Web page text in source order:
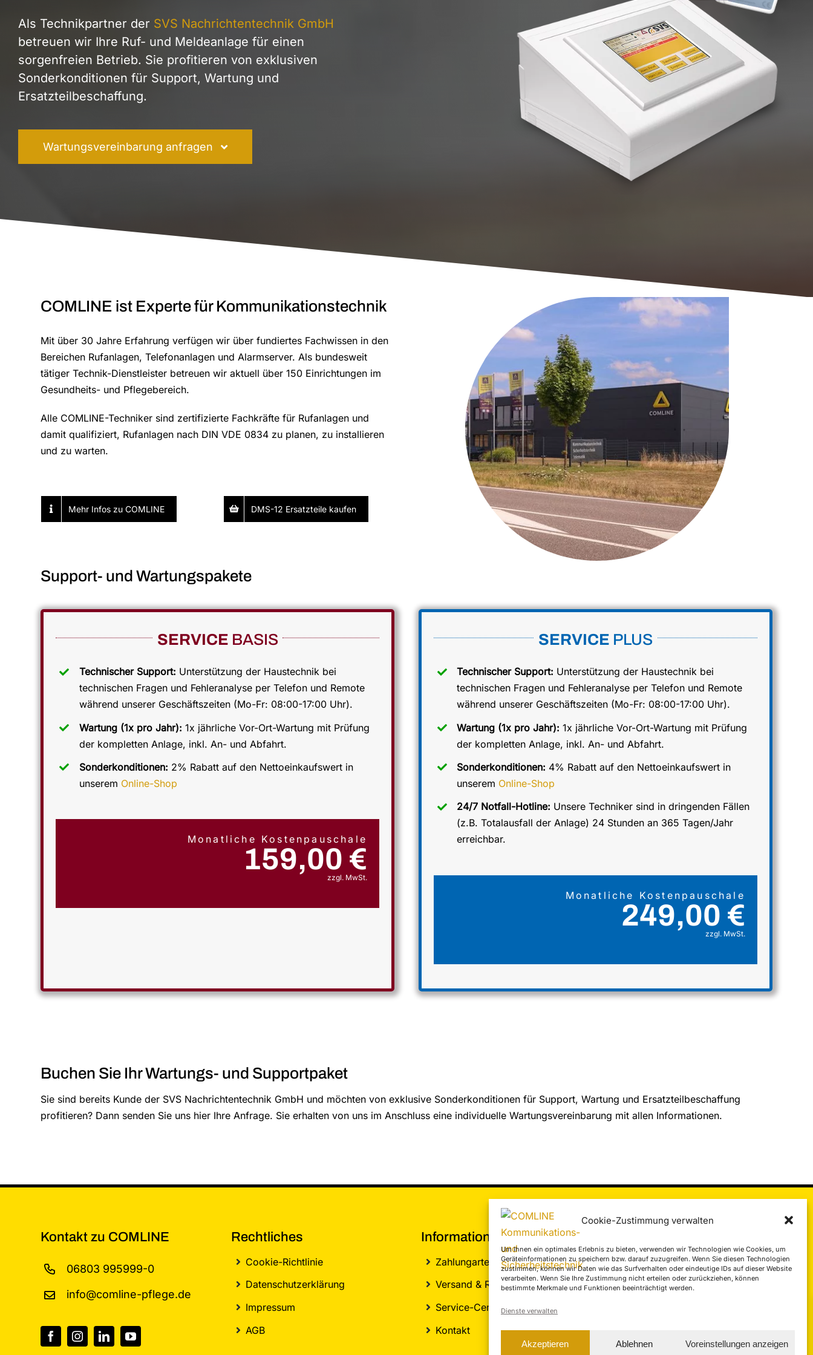
Cookie-Zustimmung verwalten
Um Ihnen ein optimales Erlebnis zu bieten, verwenden wir Technologien wie Cookies, um
Geräteinformationen zu speichern bzw. darauf zuzugreifen. Wenn Sie diesen Technologien
zustimmen, können wir Daten wie das Surfverhalten oder eindeutige IDs auf dieser Website
verarbeiten. Wenn Sie Ihre Zustimmung nicht erteilen oder zurückziehen, können
bestimmte Merkmale und Funktionen beeinträchtigt werden.
Dienste verwalten
Akzeptieren Ablehnen Voreinstellungen anzeigen
Als Technikpartner der SVS Nachrichtentechnik GmbH
betreuen wir Ihre Ruf- und Meldeanlage für einen
sorgenfreien Betrieb. Sie profitieren von exklusiven
Sonderkonditionen für Support, Wartung und
Ersatzteilbeschaffung.
Wartungsvereinbarung anfragen
COMLINE ist Experte für Kommunikationstechnik
Mit über 30 Jahre Erfahrung verfügen wir über fundiertes Fachwissen in den
Bereichen Rufanlagen, Telefonanlagen und Alarmserver. Als bundesweit
tätiger Technik-Dienstleister betreuen wir aktuell über 150 Einrichtungen im
Gesundheits- und Pflegebereich.
Alle COMLINE-Techniker sind zertifizierte Fachkräfte für Rufanlagen und
damit qualifiziert, Rufanlagen nach DIN VDE 0834 zu planen, zu installieren
und zu warten.
Mehr Infos zu COMLINE DMS-12 Ersatzteile kaufen
Support- und Wartungspakete
SERVICE BASIS
Technischer Support: Unterstützung der Haustechnik bei
technischen Fragen und Fehleranalyse per Telefon und Remote
während unserer Geschäftszeiten (Mo-Fr: 08:00-17:00 Uhr).
Wartung (1x pro Jahr): 1x jährliche Vor-Ort-Wartung mit Prüfung
der kompletten Anlage, inkl. An- und Abfahrt.
Sonderkonditionen: 2% Rabatt auf den Nettoeinkaufswert in
unserem Online-Shop
Monatliche Kostenpauschale
159,00 €
zzgl. MwSt.
SERVICE PLUS
Technischer Support: Unterstützung der Haustechnik bei
technischen Fragen und Fehleranalyse per Telefon und Remote
während unserer Geschäftszeiten (Mo-Fr: 08:00-17:00 Uhr).
Wartung (1x pro Jahr): 1x jährliche Vor-Ort-Wartung mit Prüfung
der kompletten Anlage, inkl. An- und Abfahrt.
Sonderkonditionen: 4% Rabatt auf den Nettoeinkaufswert in
unserem Online-Shop
24/7 Notfall-Hotline: Unsere Techniker sind in dringenden Fällen
(z.B. Totalausfall der Anlage) 24 Stunden an 365 Tagen/Jahr
erreichbar.
Monatliche Kostenpauschale
249,00 €
zzgl. MwSt.
Buchen Sie Ihr Wartungs- und Supportpaket
Sie sind bereits Kunde der SVS Nachrichtentechnik GmbH und möchten von exklusive Sonderkonditionen für Support, Wartung und Ersatzteilbeschaffung
profitieren? Dann senden Sie uns hier Ihre Anfrage. Sie erhalten von uns im Anschluss eine individuelle Wartungsvereinbarung mit allen Informationen.
Kontakt zu COMLINE
06803 995999-0
info@comline-pflege.de
Rechtliches
Cookie-Richtlinie
Datenschutzerklärung
Impressum
AGB
Informationen
Zahlungarten
Versand & Retoure
Service-Center
Kontakt
COMLINE Infobroschüre